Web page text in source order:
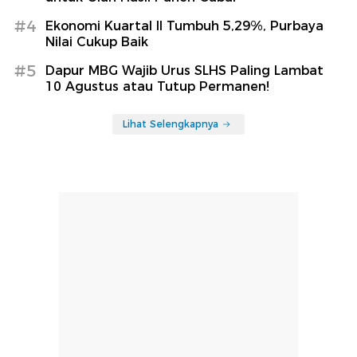
#4
Ekonomi Kuartal II Tumbuh 5,29%, Purbaya
Nilai Cukup Baik
#5
Dapur MBG Wajib Urus SLHS Paling Lambat
10 Agustus atau Tutup Permanen!
Lihat Selengkapnya